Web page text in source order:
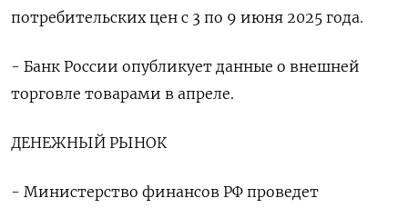
потребительских цен с 3 по 9 июня 2025 года.
- Банк России опубликует данные о внешней
торговле товарами в апреле.
ДЕНЕЖНЫЙ РЫНОК
- Министерство финансов РФ проведет